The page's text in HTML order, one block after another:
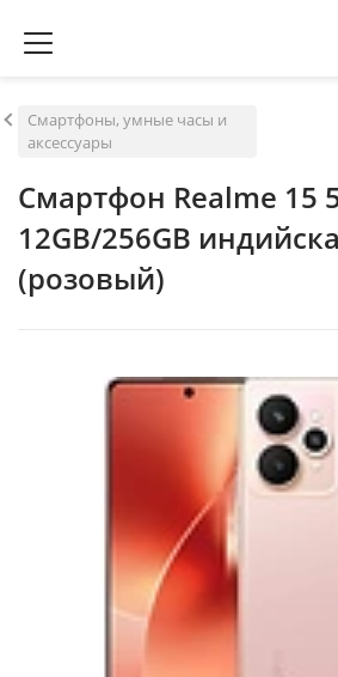
Смартфоны, умные часы и
аксессуары
Смартфон Realme 15
12GB/256GB
(розовый)